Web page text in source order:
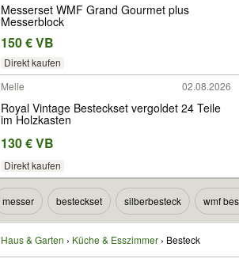
Messerset WMF Grand Gourmet plus
Messerblock
150 € VB
Direkt kaufen
Melle
02.08.2026
Royal Vintage Besteckset vergoldet 24 Teile
im Holzkasten
130 € VB
Direkt kaufen
messer besteckset silberbesteck wmf
Haus & Garten Küche & Esszimmer Besteck